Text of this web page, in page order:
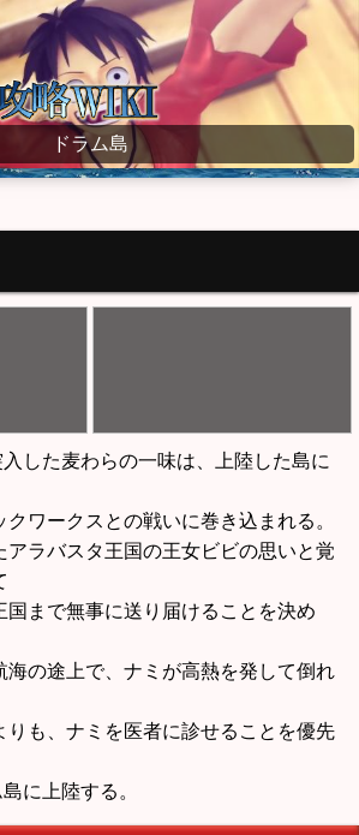
wiki
ドラム島
した麦わらの一味は、上陸した島に
ワークスとの戦いに巻き込まれる。
アラバスタ王国の王女ビビの思いと覚
国まで無事に送り届けることを決め
海の途上で、ナミが高熱を発して倒れ
りも、ナミを医者に診せることを優先
に上陸する。